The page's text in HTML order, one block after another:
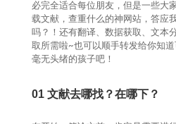
必完全适合每位朋友，但是一些大
载文献，查重什么的神网站，答应
吗？！还有翻译、数据获取、文本
取所需啦~也可以顺手转发给你知
毫无头绪的孩子吧！
01 文献去哪找？在哪下？